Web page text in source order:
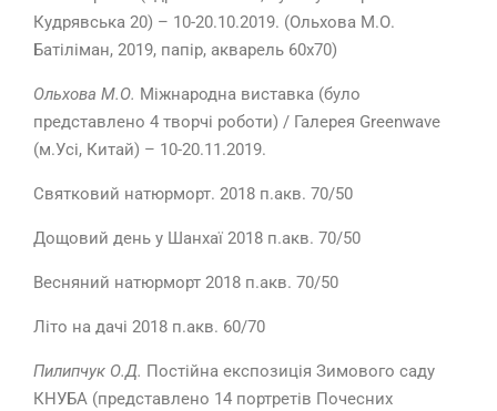
Кудрявська 20) – 10-20.10.2019. (Ольхова М.О.
Батіліман, 2019, папір, акварель 60х70)
Ольхова М.О. Міжнародна виставка (було
представлено 4 творчі роботи) / Галерея Greenwave
(м.Усі, Китай) – 10-20.11.2019.
Святковий натюрморт. 2018 п.акв. 70/50
Дощовий день у Шанхаї 2018 п.акв. 70/50
Весняний натюрморт 2018 п.акв. 70/50
Літо на дачі 2018 п.акв. 60/70
Пилипчук О.Д. Постійна експозиція Зимового саду
КНУБА (представлено 14 портретів Почесних